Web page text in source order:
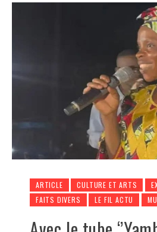
ARTICLE CULTURE ET ARTS
FAITS DIVERS
LE FIL ACTU